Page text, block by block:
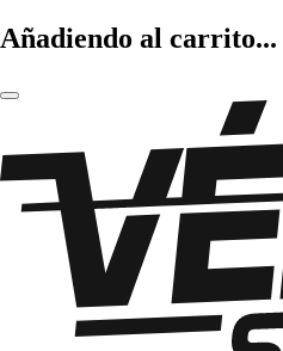
Añadiendo al carrito...